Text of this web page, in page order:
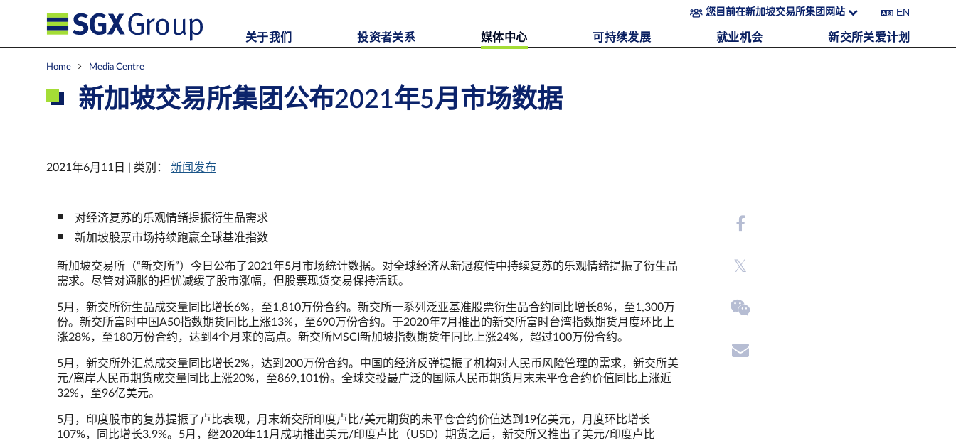
您目前在新加坡交易所集团网站 EN
关于我们 投资者关系 媒体中心 可持续发展 就业机会 新交所关爱计划
Home Media Centre
新加坡交易所集团公布2021年5月市场数据
2021年6月11日 | 类别： 新闻发布
对经济复苏的乐观情绪提振衍生品需求
新加坡股票市场持续跑赢全球基准指数
新加坡交易所（“新交所”）今日公布了2021年5月市场统计数据。对全球经济从新冠疫情中持续复苏的乐观情绪提振了衍生品
需求。尽管对通胀的担忧减缓了股市涨幅，但股票现货交易保持活跃。
5月，新交所衍生品成交量同比增长6%，至1,810万份合约。新交所一系列泛亚基准股票衍生品合约同比增长8%，至1,300万
份。新交所富时中国A50指数期货同比上涨13%，至690万份合约。于2020年7月推出的新交所富时台湾指数期货月度环比上
涨28%，至180万份合约，达到4个月来的高点。新交所MSCI新加坡指数期货年同比上涨24%，超过100万份合约。
5月，新交所外汇总成交量同比增长2%，达到200万份合约。中国的经济反弹提振了机构对人民币风险管理的需求，新交所美
元/离岸人民币期货成交量同比上涨20%，至869,101份。全球交投最广泛的国际人民币期货月末未平仓合约价值同比上涨近
32%，至96亿美元。
5月，印度股市的复苏提振了卢比表现，月末新交所印度卢比/美元期货的未平仓合约价值达到19亿美元，月度环比增长
107%，同比增长3.9%。5月，继2020年11月成功推出美元/印度卢比（USD）期货之后，新交所又推出了美元/印度卢比